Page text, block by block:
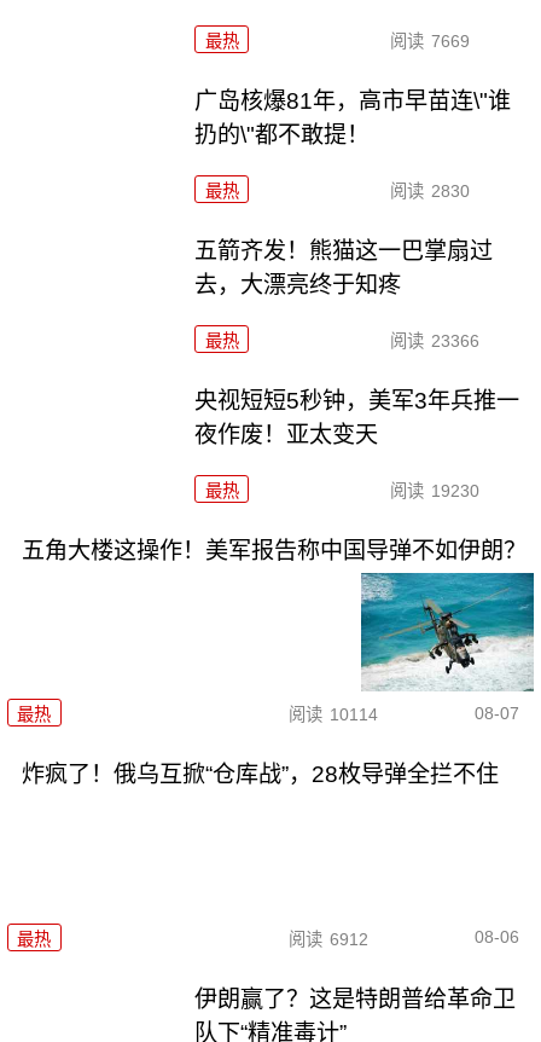
最热 阅读 7669
广岛核爆81年，高市早苗连\"谁
扔的\"都不敢提！
最热 阅读 2830
五箭齐发！熊猫这一巴掌扇过
去，大漂亮终于知疼
最热 阅读 23366
央视短短5秒钟，美军3年兵推一
夜作废！亚太变天
最热 阅读 19230
五角大楼这操作！美军报告称中国导弹不如伊朗？
最热 阅读 10114 08-07
炸疯了！俄乌互掀“仓库战”，28枚导弹全拦不住
最热 阅读 6912 08-06
伊朗赢了？这是特朗普给革命卫
队下“精准毒计”